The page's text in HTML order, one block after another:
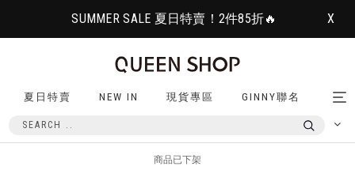
SUMMER SALE 夏日特賣！2件85折🔥 X
夏日特賣 NEW IN 現貨專區 GINNY聯名
商品已下架